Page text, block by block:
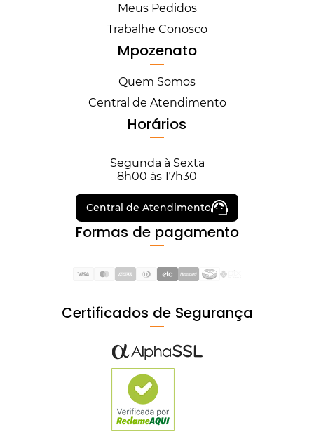
Meus Pedidos
Trabalhe Conosco
Mpozenato
Quem Somos
Central de Atendimento
Horários
Segunda à Sexta
8h00 às 17h30
Central de Atendimento
Formas de pagamento
Certificados de Segurança